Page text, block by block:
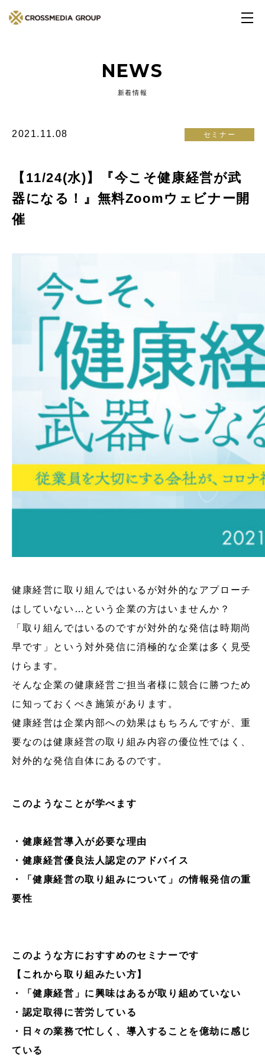
NEWS
新着情報
2021.11.08 セミナー
【11/24(水)】『今こそ健康経営が武
器になる！』無料Zoomウェビナー開
催
健康経営に取り組んではいるが対外的なアプローチ
はしていない…という企業の方はいませんか？
「取り組んではいるのですが対外的な発信は時期尚
早です」という対外発信に消極的な企業は多く見受
けらます。
そんな企業の健康経営ご担当者様に競合に勝つため
に知っておくべき施策があります。
健康経営は企業内部への効果はもちろんですが、重
要なのは健康経営の取り組み内容の優位性ではく、
対外的な発信自体にあるのです。
このようなことが学べます
・健康経営導入が必要な理由
・健康経営優良法人認定のアドバイス
・「健康経営の取り組みについて」の情報発信の重
要性
このような方におすすめのセミナーです
【これから取り組みたい方】
・「健康経営」に興味はあるが取り組めていない
・認定取得に苦労している
・日々の業務で忙しく、導入することを億劫に感じ
ている